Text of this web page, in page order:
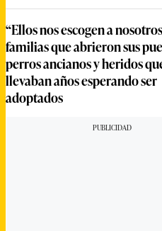
“Ellos nos escogen a
familias que abrieron sus
perros ancianos y heridos
llevaban años esperando ser
adoptados